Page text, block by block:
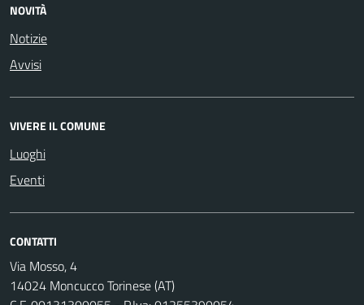
NOVITÀ
Notizie
Avvisi
VIVERE IL COMUNE
Luoghi
Eventi
CONTATTI
Via Mosso, 4
14024 Moncucco Torinese (AT)